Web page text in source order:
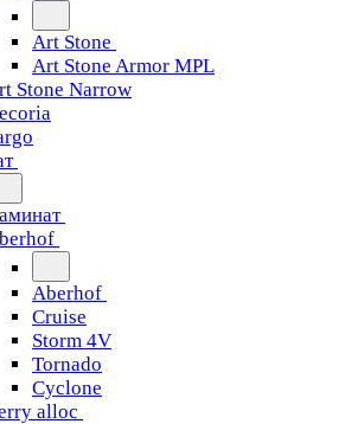
Art Stone
Art Stone Armor MPL
Stone Narrow
Aberhof
Cruise
Storm 4V
Tornado
Сyclone
alloc